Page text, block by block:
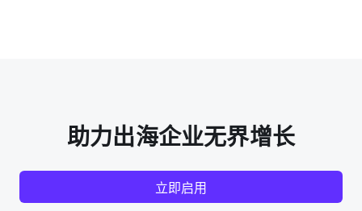
助力出海企业无界增长
立即启用